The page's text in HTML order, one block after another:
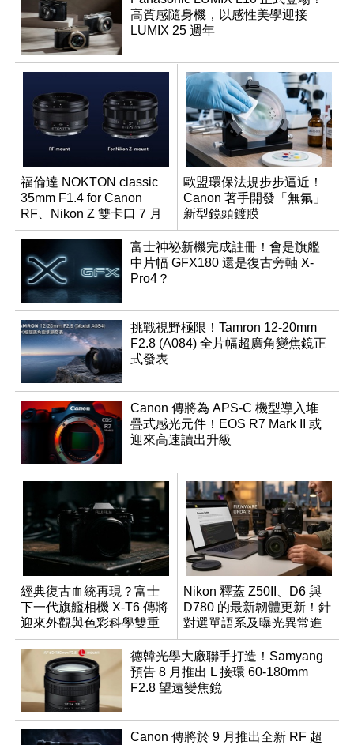
高質感隨身機，以感性美學迎接
LUMIX 25 週年
福倫達 NOKTON classic
35mm F1.4 for Canon
RF、Nikon Z 雙卡口 7 月
同步登台
歐盟環保法規步步逼近！
Canon 著手開發「無氟」
新型鏡頭鍍膜
富士神祕新機完成註冊！會是旗艦
中片幅 GFX180 還是復古旁軸 X-
Pro4？
挑戰視野極限！Tamron 12-20mm
F2.8 (A084) 全片幅超廣角變焦鏡正
式發表
Canon 傳將為 APS-C 機型導入堆
疊式感光元件！EOS R7 Mark II 或
迎來高速讀出升級
經典復古血統再現？富士
下一代旗艦相機 X-T6 傳將
迎來外觀與色彩科學雙重
優化
Nikon 釋蓋 Z50II、D6 與
D780 的最新韌體更新！針
對選單語系及曝光異常進
行修復
德韓光學大廠聯手打造！Samyang
預告 8 月推出 L 接環 60-180mm
F2.8 望遠變焦鏡
Canon 傳將於 9 月推出全新 RF 超